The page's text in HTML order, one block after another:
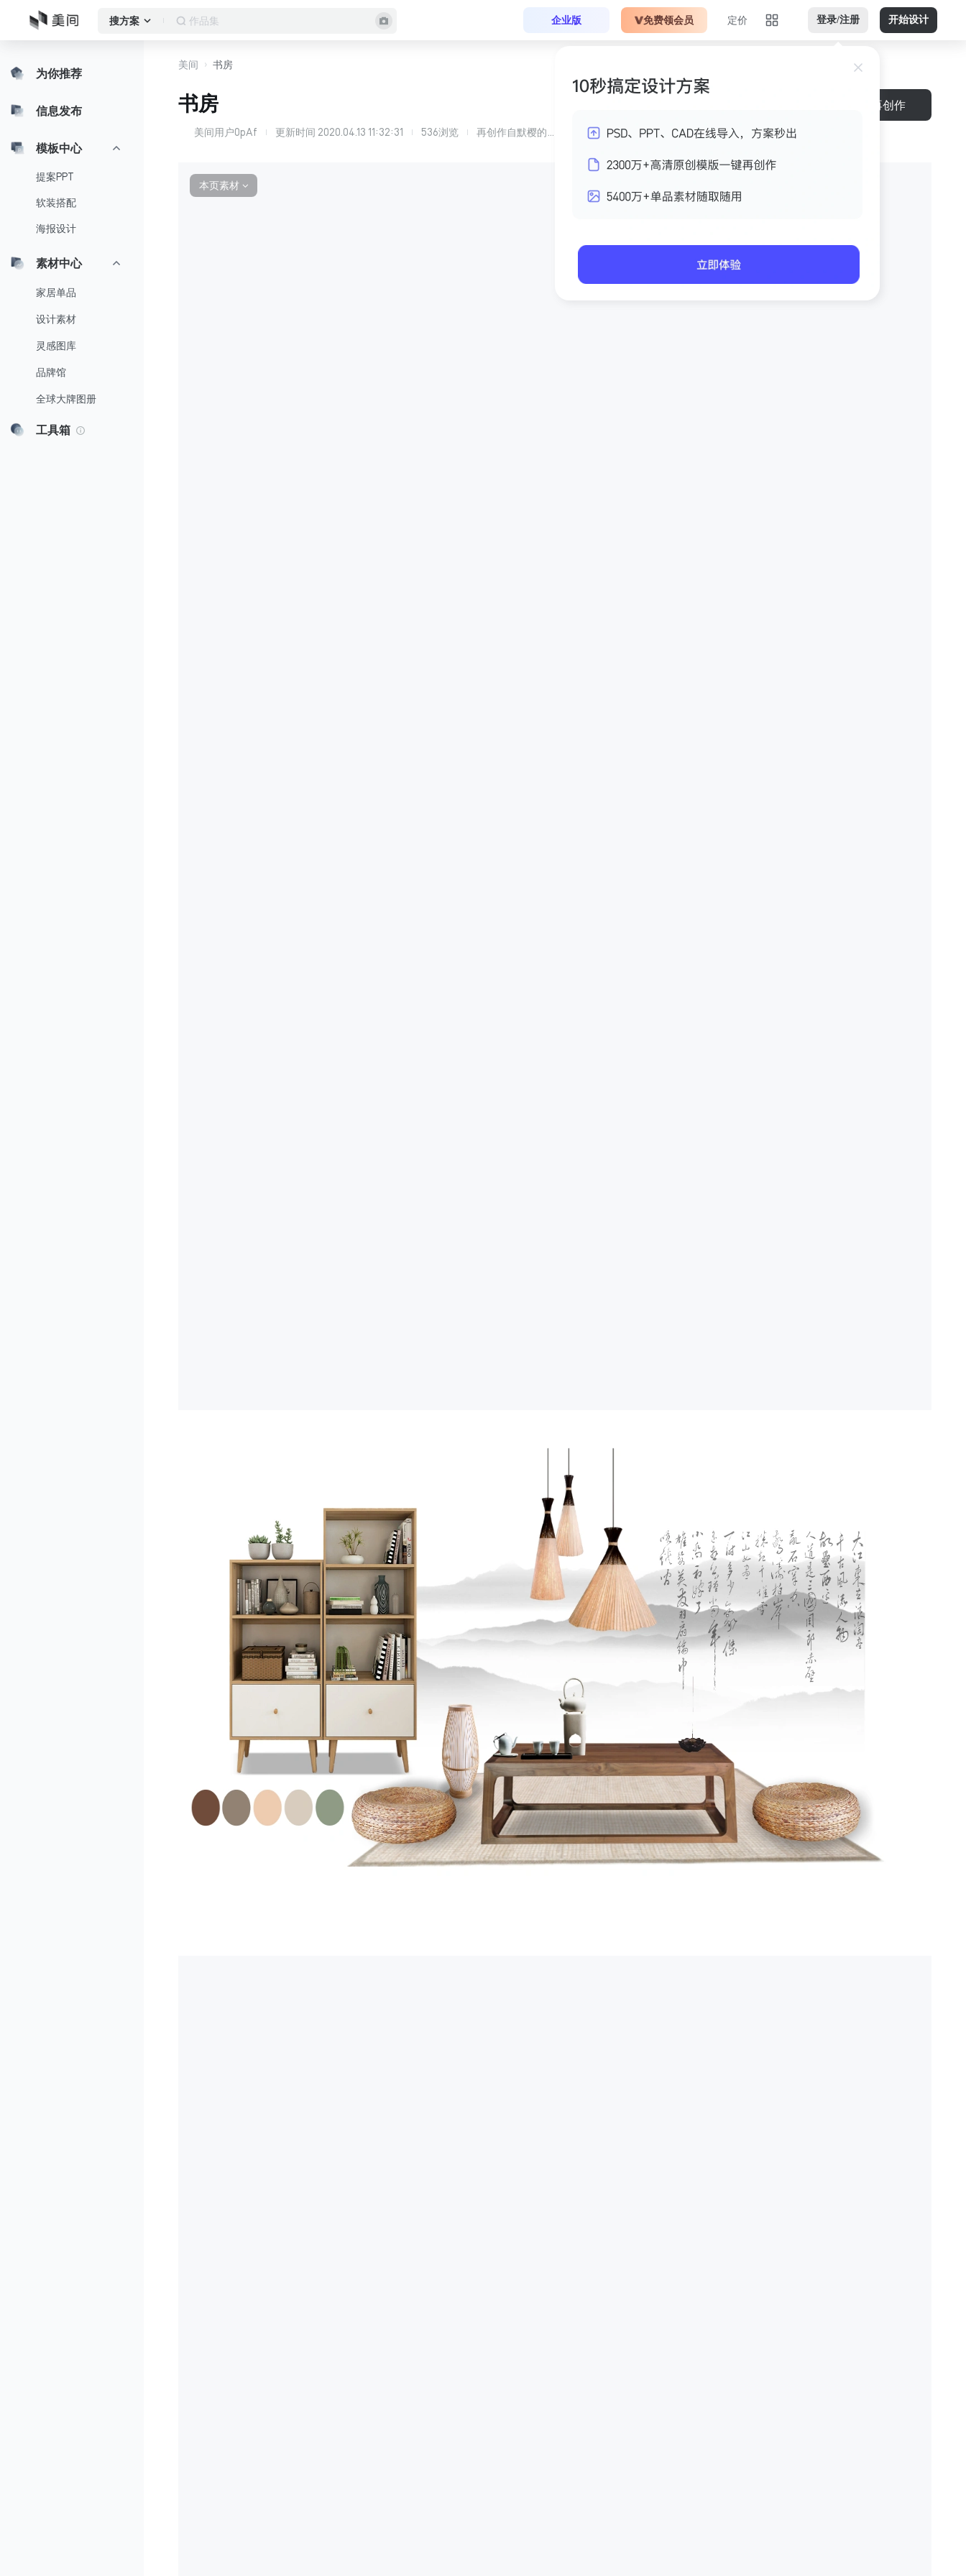
搜方案 作品集 企业版 免费领会员 定价 登录/注册 开始设计
为你推荐
信息发布
模板中心
提案PPT
软装搭配
海报设计
素材中心
家居单品
设计素材
灵感图库
品牌馆
全球大牌图册
工具箱
美间 书房
书房
美间用户0pAf 更新时间 2020.04.13 11:32:31 536浏览 再创作自默樱的会所大厅休息区-再创作-再创作-再创作的副本的副本的副本的副本
再创作
本页素材 ∨